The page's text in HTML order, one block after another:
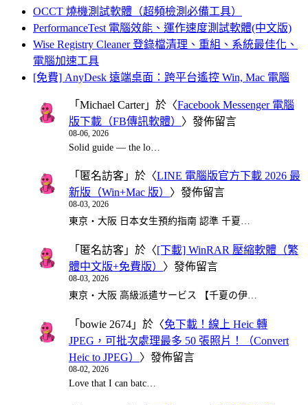
OCCT 燒機測試軟體（超頻檢測必備工具）
PerformanceTest 電腦效能、運作速度測試軟體(中文版)
Wise Registry Cleaner 登錄檔清理、重組、系統最佳化、
電腦加速工具
[免費] AnyDesk 遠端桌面：跨平台遙控 Win, Mac 電腦
「 Michael Carter」於〈Facebook Messenger 電腦
版下載（FB傳訊軟體） 〉發佈留言
08-06, 2026
Solid guide — the lo…
「 匿名訪客 」於〈LINE 電腦版官方下載 2026 最
新版（Win+Mac 版） 〉發佈留言
08-03, 2026
東京・大阪 日本女生預約指南 認準 千夏…
「 匿名訪客 」於〈[下載] WinRAR 壓縮軟體（繁
體中文版+免費版） 〉發佈留言
08-03, 2026
東京・大阪 高級派遣サービス 【千夏の伊…
「 bowie 2674 」於〈免下載！線上 Heic 轉
JPEG，可批次處理最多 50 張照片！（Convert
Heic to JPEG） 〉發佈留言
08-02, 2026
Love that I can batc…